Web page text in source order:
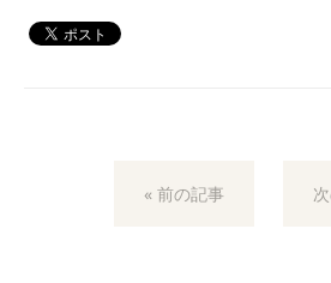
« 前の記事